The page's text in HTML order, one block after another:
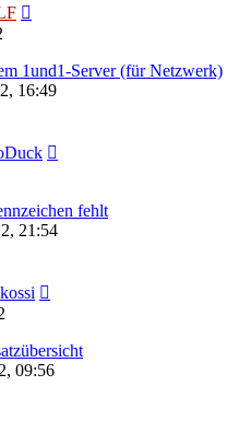
1und1-Server (für Netzwerk)
16:49
fehlt
21:54
09:56